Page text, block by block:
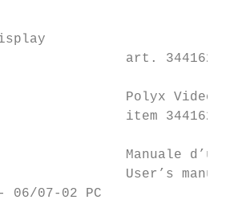
art. 344162
Polyx Video
item 344162
Manuale d’uso
User’s manual
06/07-02 PC